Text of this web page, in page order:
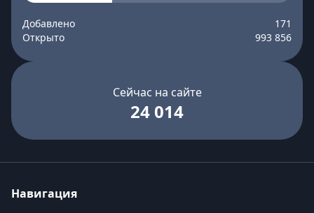
Добавлено
171
Открыто
993 856
Сейчас на сайте
24 014
Навигация